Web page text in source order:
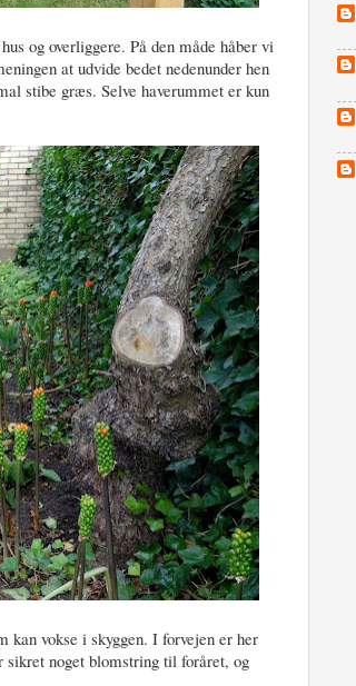
og overliggere. På den måde håber vi
at udvide bedet nedenunder hen
stibe græs. Selve haverummet er kun
kan vokse i skyggen. I forvejen er her
sikret noget blomstring til foråret, og